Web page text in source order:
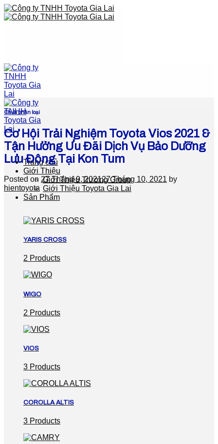
Skip
to
Trang chủ
Giới Thiệu
Giới Thiệu Trương Group
Giới Thiệu Toyota Gia Lai
Sản Phẩm
YARIS CROSS
2 Products
WIGO
2 Products
VIOS
3 Products
COROLLA ALTIS
3 Products
Chưa phân loại
Cơ Hội Trải Nghiệm Toyota Vios 2021 &
Tận Hưởng Ưu Đãi Dịch Vụ Bảo Dưỡng
Lưu Động Tại Kon Tum
Posted on 27 Tháng 9, 202127 Tháng 10, 2021 by
hientoyota